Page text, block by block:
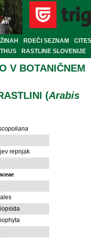
RDEČI SEZNAM
CITES
RASTLINE SLOVENIJE
V BOTANIČNEM
(Arabis
repnjak